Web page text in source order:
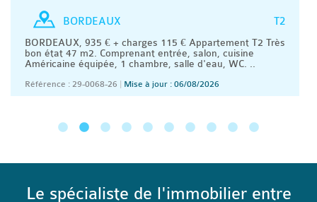
T2
BORDEAUX
BORDEAUX, 935 € + charges 115 € Appartement T2 Très
bon état 47 m2. Comprenant entrée, salon, cuisine
Américaine équipée, 1 chambre, salle d'eau, WC. ..
Référence : 29-0068-26 Mise à jour : 06/08/2026
Le spécialiste de l'immobilier entre